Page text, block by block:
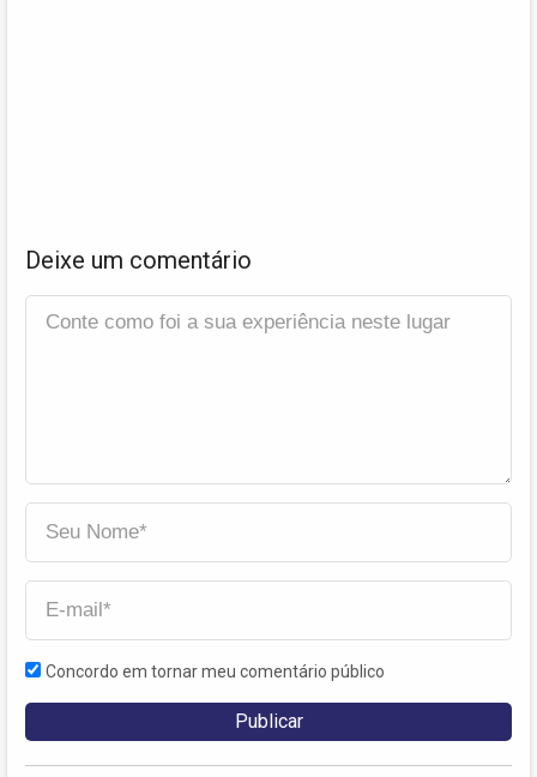
Deixe um comentário
Concordo em tornar meu comentário público